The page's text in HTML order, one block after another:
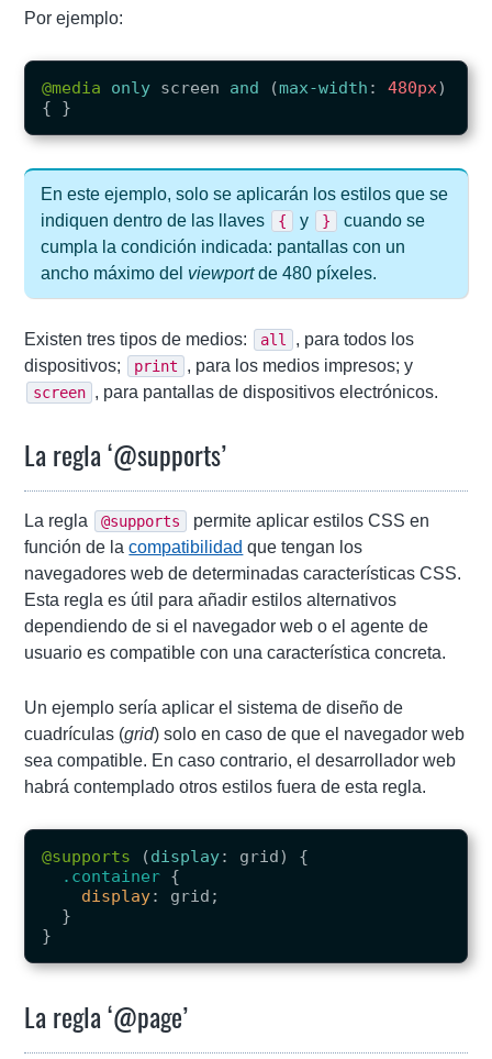
Por ejemplo:
@media only screen and (max-width : 480px)
{
}
En este ejemplo, solo se aplicarán los estilos que se
indiquen dentro de las llaves
{ y }
cuando se
cumpla la condición indicada: pantallas con un
ancho máximo del viewportde 480 píxeles.
Existen tres tipos de medios: all
, para todos los
dispositivos;
print , para los medios impresos; y
screen , para pantallas de dispositivos electrónicos.
La regla ‘@supports’
La regla @supports
permite aplicar estilos CSS en
función de lacompatibilidad que tengan los
navegadores web de determinadas características CSS.
Esta regla es útil para añadir estilos alternativos
dependiendo de si el navegador web o el agente de
usuario es compatible con una característica concreta.
Un ejemplo sería aplicar el sistema de diseño de
cuadrículas (grid) solo en caso de que el navegador web
sea compatible. En caso contrario, el desarrollador web
habrá contemplado otros estilos fuera de esta regla.
@supports (display: grid)
{
.container {
display: grid ;
}
}
La regla ‘@page’